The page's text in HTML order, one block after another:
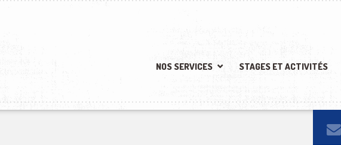
NOS SERVICES STAGES ET ACTIVITÉS